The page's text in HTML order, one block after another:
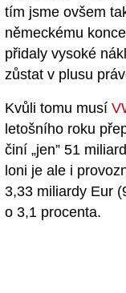
tím jsme ovšem
německému
přidaly vysoké
zůstat v plusu
Kvůli tomu musí
letošního roku
činí „jen” 51
loni je ale i
3,33 miliardy Eur
o 3,1 procenta.